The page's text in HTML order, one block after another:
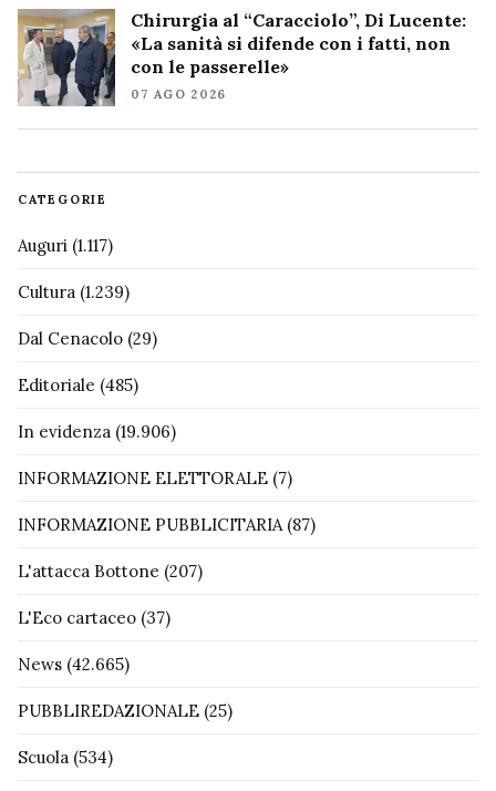
Chirurgia al “Caracciolo”, Di Lucente:
«La sanità si difende con i fatti, non
con le passerelle»
07 AGO 2026
CATEGORIE
Auguri (1.117)
Cultura (1.239)
Dal Cenacolo (29)
Editoriale (485)
In evidenza (19.906)
INFORMAZIONE ELETTORALE (7)
INFORMAZIONE PUBBLICITARIA (87)
L'attacca Bottone (207)
L'Eco cartaceo (37)
News (42.665)
PUBBLIREDAZIONALE (25)
Scuola (534)